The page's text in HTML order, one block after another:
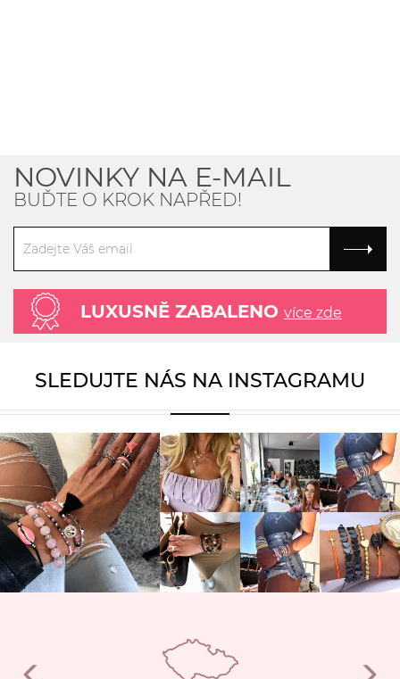
NOVINKY NA E-MAIL
BUĎTE O KROK NAPŘED!
LUXUSNĚ ZABALENO více zde
SLEDUJTE NÁS NA INSTAGRAMU